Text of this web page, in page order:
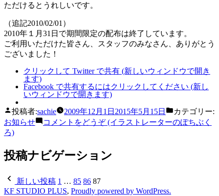
ただけるとうれしいです。
（追記2010/02/01）
2010年１月31日で期間限定の配布は終了しています。
ご利用いただけた皆さん、スタッフのみなさん、ありがとう
ございました！
クリックして Twitter で共有 (新しいウィンドウで開き
ます)
Facebook で共有するにはクリックしてください (新し
いウィンドウで開きます)
投稿者:sachie 2009年12月1日 2015年5月15日
カテゴリー:
お知らせ
コメントをどうぞ(イラストレーターのぽちぶく
ろ)
投稿ナビゲーション
新しい投稿 1 … 85 86 87
KF STUDIO PLUS, Proudly powered by WordPress.